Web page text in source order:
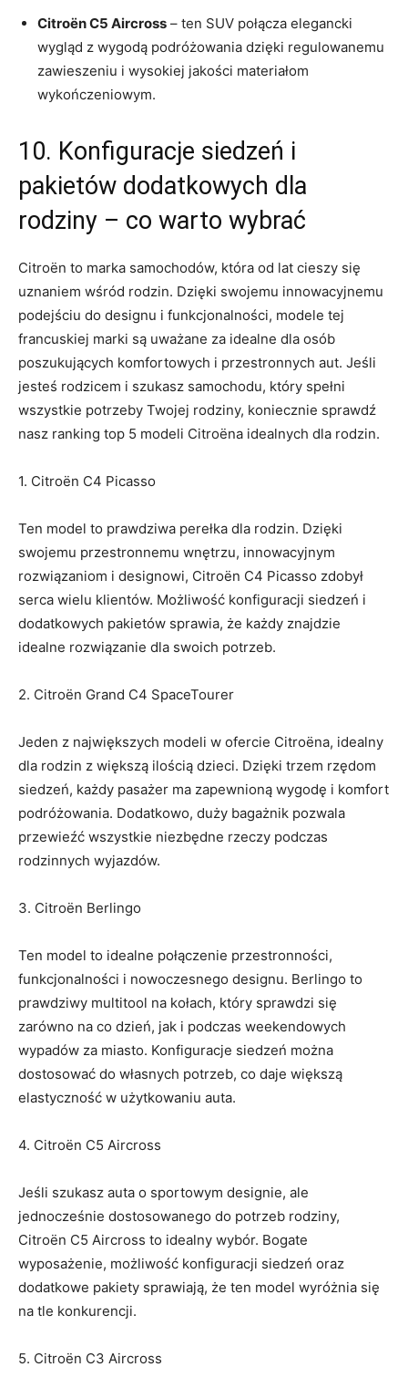
Citroën C5 Aircross – ⁣ten ​SUV połącza elegancki
wygląd z wygodą podróżowania dzięki regulowanemu
zawieszeniu i wysokiej jakości materiałom
‌wykończeniowym.
10. Konfiguracje siedzeń i
pakietów dodatkowych dla
rodziny – ⁣co warto⁤ wybrać
Citroën to marka samochodów, która ⁢od lat cieszy się
uznaniem wśród ​rodzin. Dzięki swojemu innowacyjnemu
podejściu do designu i funkcjonalności, modele tej
francuskiej marki są uważane⁢ za idealne dla osób
poszukujących komfortowych i przestronnych aut. Jeśli
jesteś rodzicem ‌i szukasz samochodu, który spełni
wszystkie potrzeby Twojej rodziny, koniecznie sprawdź
nasz ranking top 5 modeli Citroëna idealnych dla rodzin.
1. Citroën C4 Picasso
Ten ‌model to prawdziwa perełka dla rodzin. Dzięki
swojemu ​przestronnemu wnętrzu, innowacyjnym
rozwiązaniom i designowi, Citroën C4 Picasso zdobył
⁢serca​ wielu klientów. Możliwość konfiguracji siedzeń i
dodatkowych pakietów sprawia, że każdy znajdzie
idealne ‌rozwiązanie dla swoich potrzeb.
2. Citroën Grand C4 SpaceTourer
Jeden z największych⁢ modeli w ofercie Citroëna, idealny
dla rodzin z większą ilością ‍dzieci. Dzięki trzem rzędom
siedzeń, każdy⁤ pasażer ma ‍zapewnioną wygodę i komfort
podróżowania. Dodatkowo, ⁣duży bagażnik pozwala
przewieźć wszystkie niezbędne rzeczy podczas
rodzinnych wyjazdów.
3. Citroën Berlingo
Ten model to idealne połączenie przestronności,
funkcjonalności i nowoczesnego designu. Berlingo to
prawdziwy multitool na kołach, który sprawdzi się
zarówno na ​co dzień, jak i podczas‌ weekendowych
wypadów za miasto. Konfiguracje siedzeń można
dostosować do własnych potrzeb, co daje większą
elastyczność w użytkowaniu auta.
4. Citroën C5 Aircross
Jeśli szukasz auta o sportowym designie,⁣ ale
jednocześnie dostosowanego do potrzeb rodziny,
Citroën C5 Aircross to idealny wybór. Bogate
wyposażenie, możliwość konfiguracji siedzeń oraz
dodatkowe pakiety sprawiają, że ten model wyróżnia się
na tle konkurencji.
5. Citroën C3 Aircross